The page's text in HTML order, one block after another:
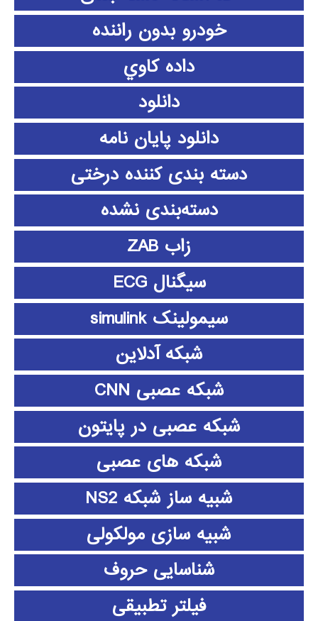
خودرو بدون راننده
داده كاوي
دانلود
دانلود پايان نامه
دسته بندی کننده درختی
دسته‌بندی نشده
زاب ZAB
سیگنال ECG
سیمولینک simulink
شبکه آدلاین
شبکه عصبی CNN
شبکه عصبی در پایتون
شبکه های عصبی
شبیه ساز شبکه NS2
شبیه سازی مولکولی
شناسایی حروف
فیلتر تطبیقی